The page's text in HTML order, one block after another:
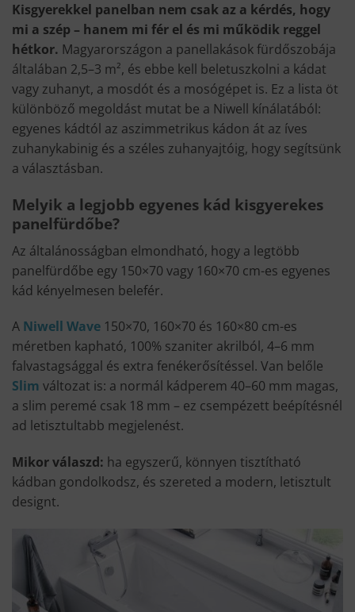
Kisgyerekkel panelban nem csak az a kérdés, hogy
mi a szép – hanem mi fér el és mi működik reggel
hétkor. Magyarországon a panellakások fürdőszobája
általában 2,5–3 m², és ebbe kell beletuszkolni a kádat
vagy zuhanyt, a mosdót és a mosógépet is. Ez a lista öt
különböző megoldást mutat be a Niwell kínálatából:
egyenes kádtól az aszimmetrikus kádon át az íves
zuhanykabinig és a széles zuhanyajtóig, hogy segítsünk
a választásban.
Melyik a legjobb egyenes kád kisgyerekes
panelfürdőbe?
Az általánosságban elmondható, hogy a legtöbb
panelfürdőbe egy 150×70 vagy 160×70 cm-es egyenes
kád kényelmesen belefér.
A Niwell Wave 150×70, 160×70 és 160×80 cm-es
méretben kapható, 100% szaniter akrilból, 4–6 mm
falvastagsággal és extra fenékerősítéssel. Van belőle
Slim változat is: a normál kádperem 40–60 mm magas,
a slim peremé csak 18 mm – ez csempézett beépítésnél
ad letisztultabb megjelenést.
Mikor válaszd: ha egyszerű, könnyen tisztítható
kádban gondolkodsz, és szereted a modern, letisztult
designt.